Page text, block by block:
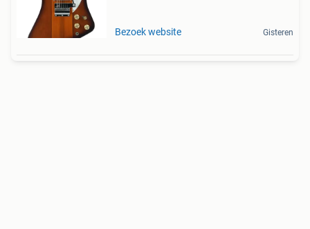
Bezoek website Gisteren